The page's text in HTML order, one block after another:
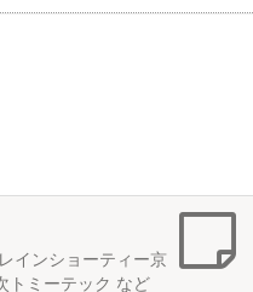
インショーティー京
トミーテック など